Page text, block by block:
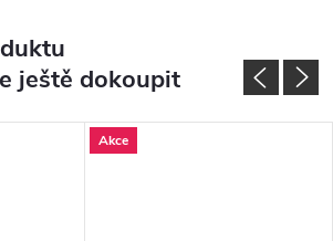
ještě dokoupit
Akce